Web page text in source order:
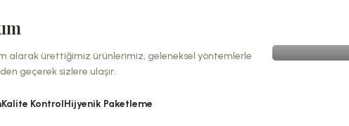
alarak ürettiğimiz ürünlerimiz, geleneksel yöntemlerle
geçerek sizlere ulaşır.
Kalite KontrolHijyenik Paketleme